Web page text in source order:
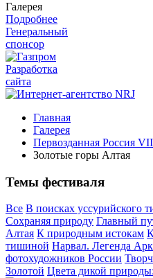
Галерея
Подробнее
Генеральный
спонсор
Разработка
сайта
Главная
Галерея
Первозданная Россия VII
Золотые горы Алтая
Темы фестиваля
Все В поисках уссурийского
Сохраняя природу Главный
Алтая К природным истокам
тишиной Нарвал. Легенда
фотохудожников России
Золотой Цвета дикой